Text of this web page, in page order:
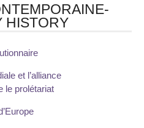
HISTORY
et l’alliance
le prolétariat